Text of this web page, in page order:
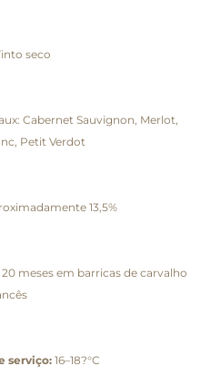
seco
Cabernet Sauvignon, Merlot,
Petit Verdot
13,5%
meses em barricas de carvalho
serviço:16–18?°C